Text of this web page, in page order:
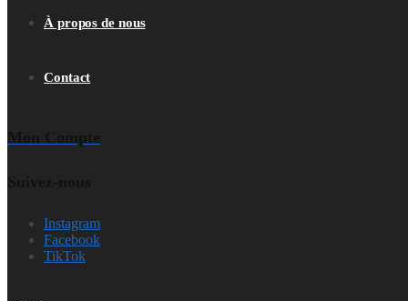
À propos de nous
Contact
Instagram
Facebook
TikTok